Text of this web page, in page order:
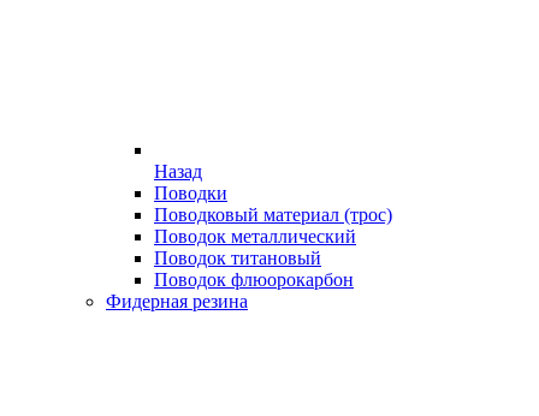
Назад
Поводки
Поводковый материал (трос)
Поводок металлический
Поводок титановый
Поводок флюорокарбон
Фидерная резина